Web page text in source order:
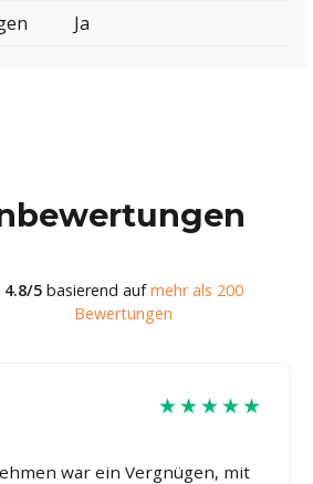
Ja
4.8/5basierend aufmehr als 200
Bewertungen
★★★★★
war ein Vergnügen, mit